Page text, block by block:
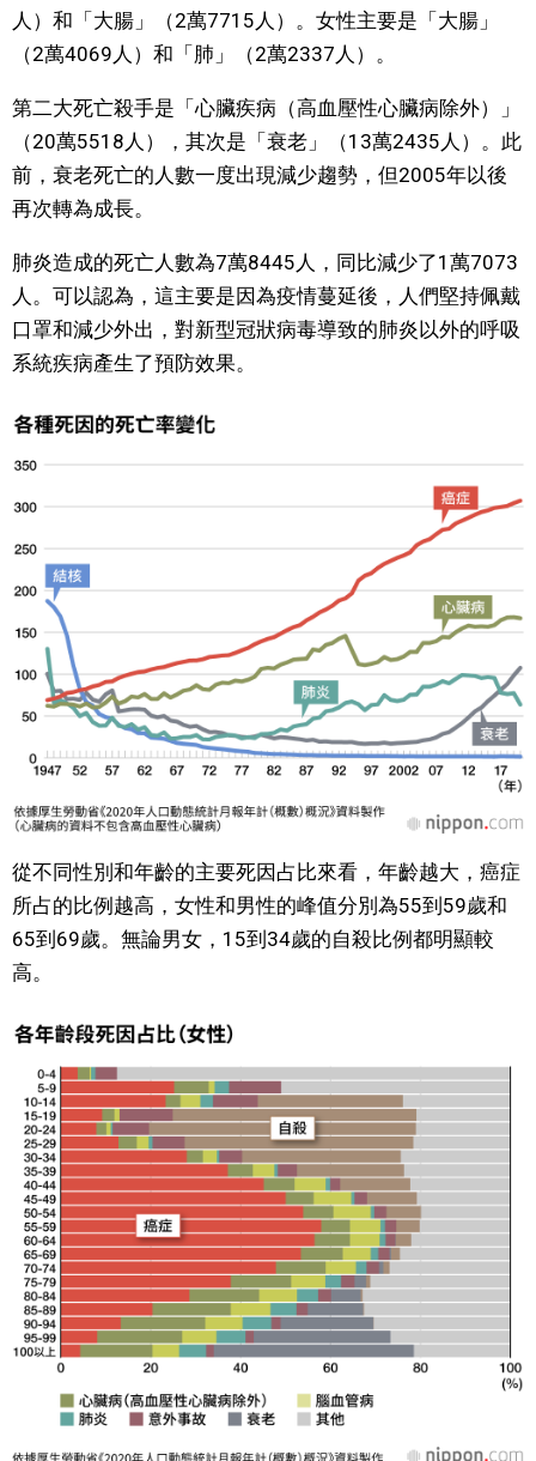
生活
運動
娛樂
工作勞動
家庭
醫療健康
語言
東京
編輯部通知
人）和「大腸」（2萬7715人）。女性主要是「大腸」
（2萬4069人）和「肺」（2萬2337人）。
第二大死亡殺手是「心臟疾病（高血壓性心臟病除外）」
（20萬5518人），其次是「衰老」（13萬2435人）。此
前，衰老死亡的人數一度出現減少趨勢，但2005年以後
再次轉為成長。
肺炎造成的死亡人數為7萬8445人，同比減少了1萬7073
人。可以認為，這主要是因為疫情蔓延後，人們堅持佩戴
口罩和減少外出，對新型冠狀病毒導致的肺炎以外的呼吸
系統疾病產生了預防效果。
從不同性別和年齡的主要死因占比來看，年齡越大，癌症
所占的比例越高，女性和男性的峰值分別為55到59歲和
65到69歲。無論男女，15到34歲的自殺比例都明顯較
高。